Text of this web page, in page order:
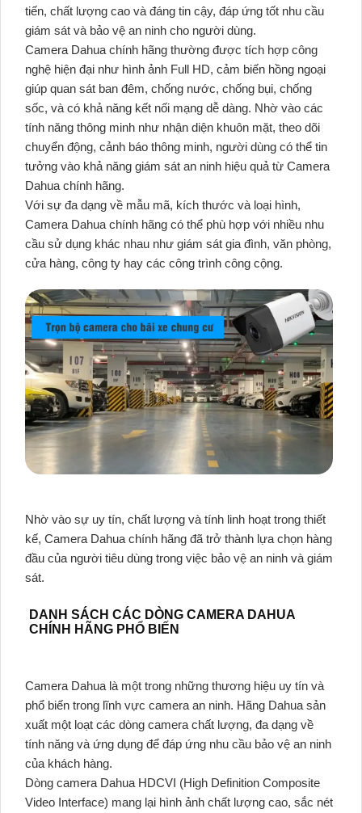
tiến, chất lượng cao và đáng tin cậy, đáp ứng tốt nhu cầu
giám sát và bảo vệ an ninh cho người dùng.
Camera Dahua chính hãng thường được tích hợp công
nghệ hiện đại như hình ảnh Full HD, cảm biến hồng ngoại
giúp quan sát ban đêm, chống nước, chống bụi, chống
sốc, và có khả năng kết nối mạng dễ dàng. Nhờ vào các
tính năng thông minh như nhận diện khuôn mặt, theo dõi
chuyển động, cảnh báo thông minh, người dùng có thể tin
tưởng vào khả năng giám sát an ninh hiệu quả từ Camera
Dahua chính hãng.
Với sự đa dạng về mẫu mã, kích thước và loại hình,
Camera Dahua chính hãng có thể phù hợp với nhiều nhu
cầu sử dụng khác nhau như giám sát gia đình, văn phòng,
cửa hàng, công ty hay các công trình công cộng.
Nhờ vào sự uy tín, chất lượng và tính linh hoạt trong thiết
kế, Camera Dahua chính hãng đã trở thành lựa chọn hàng
đầu của người tiêu dùng trong việc bảo vệ an ninh và giám
sát.
DANH SÁCH CÁC DÒNG CAMERA DAHUA
CHÍNH HÃNG PHỔ BIẾN
Camera Dahua là một trong những thương hiệu uy tín và
phổ biến trong lĩnh vực camera an ninh. Hãng Dahua sản
xuất một loạt các dòng camera chất lượng, đa dạng về
tính năng và ứng dụng để đáp ứng nhu cầu bảo vệ an ninh
của khách hàng.
Dòng camera Dahua HDCVI (High Definition Composite
Video Interface) mang lại hình ảnh chất lượng cao, sắc nét